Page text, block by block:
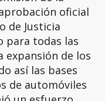
oficial
de Justicia
para todas las
expansión de los
así las bases
de automóviles